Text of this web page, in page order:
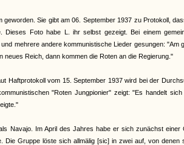
Sie gibt am 06. September 1937 zu Protokoll,
Foto habe L. ihr selbst gezeigt. Bei einem
mehrere andere kommunistische Lieder gesungen: "Am
Reich, dann kommen die Roten an die Regierung."
Haftprotokoll vom 15. September 1937 wird bei der
"Roten Jungpionier" zeigt: "Es handelt
Navajo. Im April des Jahres habe er sich zunächst einer
Die Gruppe löste sich allmälig [sic] in zwei auf, von denen